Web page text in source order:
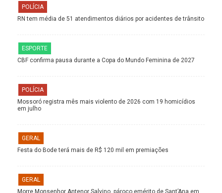
POLÍCIA
RN tem média de 51 atendimentos diários por acidentes de trânsito
ESPORTE
CBF confirma pausa durante a Copa do Mundo Feminina de 2027
POLÍCIA
Mossoró registra mês mais violento de 2026 com 19 homicídios
em julho
GERAL
Festa do Bode terá mais de R$ 120 mil em premiações
GERAL
Morre Monsenhor Antenor Salvino, pároco emérito de Sant’Ana em